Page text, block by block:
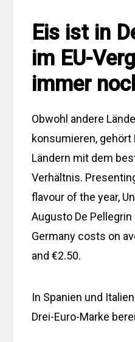
Eis ist in
im EU-
immer
Obwohl andere
konsumieren,
Ländern mit dem
Verhältnis.
flavour of the year,
Augusto De
Germany costs on
and €2.50.
In Spanien und
Drei-Euro-Marke